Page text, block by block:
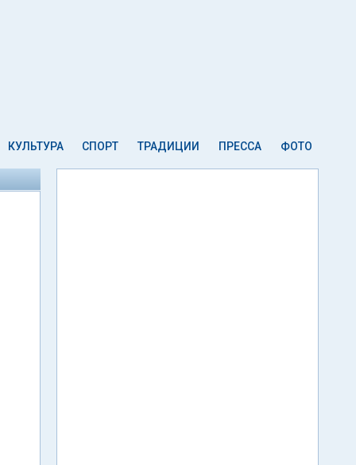
КУЛЬТУРА СПОРТ ТРАДИЦИИ ПРЕССА ФОТО